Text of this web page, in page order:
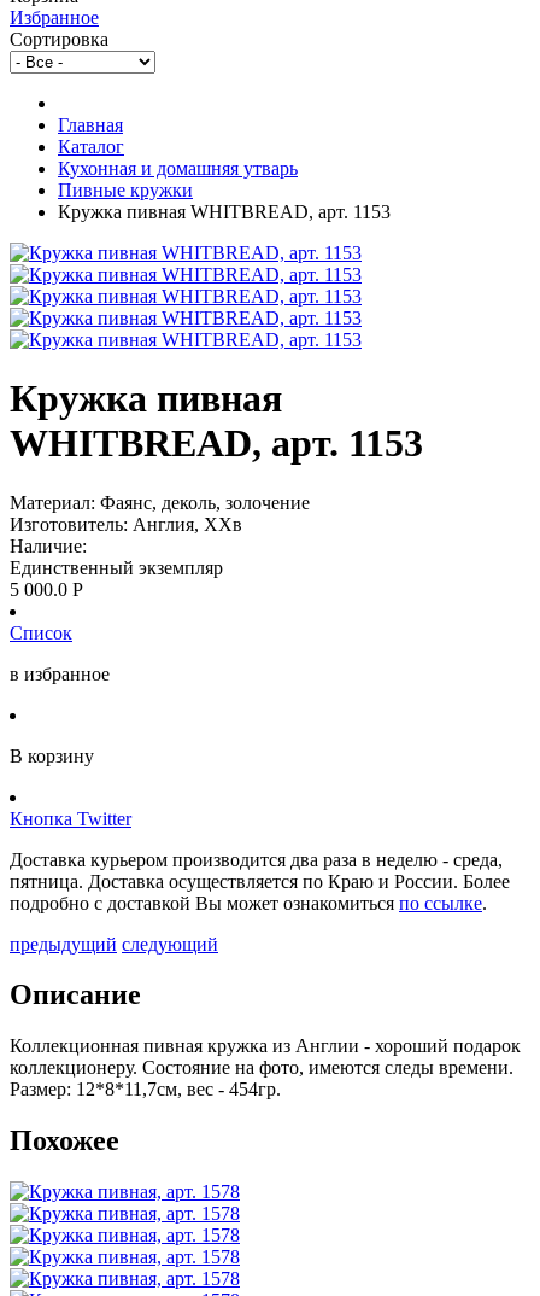
Избранное
Сортировка
Главная
Каталог
Кухонная и домашняя утварь
Пивные кружки
Кружка пивная WHITBREAD, арт. 1153
Кружка пивная
WHITBREAD, арт. 1153
Материал: Фаянс, деколь, золочение
Изготовитель: Англия, ХХв
Наличие:
Единственный экземпляр
5 000.0 Р
Список
в избранное
В корзину
Кнопка Twitter
Доставка курьером производится два раза в неделю - среда,
пятница. Доставка осуществляется по Краю и России. Более
подробно с доставкой Вы может ознакомиться по ссылке.
предыдущий следующий
Описание
Коллекционная пивная кружка из Англии - хороший подарок
коллекционеру. Состояние на фото, имеются следы времени.
Размер: 12*8*11,7см, вес - 454гр.
Похожее